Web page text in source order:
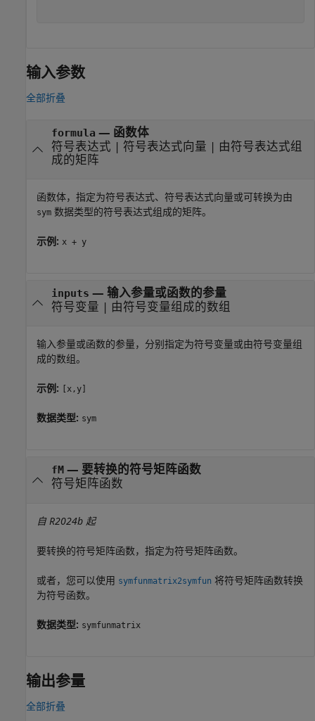
输入参数
全部折叠
formula — 函数体
符号表达式 | 符号表达式向量 | 由符号表达式组
成的矩阵
函数体，指定为符号表达式、符号表达式向量或可转换为由
sym 数据类型的符号表达式组成的矩阵。
示例: x + y
inputs — 输入参量或函数的参量
符号变量 | 由符号变量组成的数组
输入参量或函数的参量，分别指定为符号变量或由符号变量组
成的数组。
示例: [x,y]
数据类型: sym
fM— 要转换的符号矩阵函数
符号矩阵函数
自 R2024b 起
要转换的符号矩阵函数，指定为符号矩阵函数。
或者，您可以使用 symfunmatrix2symfun 将符号矩阵函数转换
为符号函数。
数据类型: symfunmatrix
输出参量
全部折叠